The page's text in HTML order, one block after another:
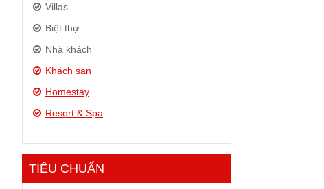
Villas
Biệt thự
Nhà khách
Khách sạn
Homestay
Resort & Spa
TIÊU CHUẨN